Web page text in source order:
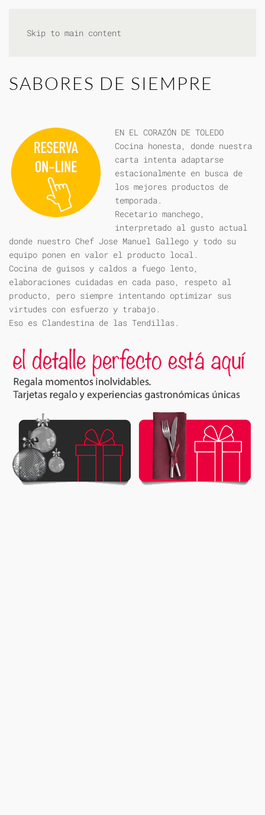
Skip to main content
SABORES DE SIEMPRE
EN EL CORAZÓN DE TOLEDO
Cocina honesta, donde nuestra
carta intenta adaptarse
estacionalmente en busca de
los mejores productos de
temporada.
Recetario manchego,
interpretado al gusto actual
donde nuestro Chef Jose Manuel Gallego y todo su
equipo ponen en valor el producto local.
Cocina de guisos y caldos a fuego lento,
elaboraciones cuidadas en cada paso, respeto al
producto, pero siempre intentando optimizar sus
virtudes con esfuerzo y trabajo.
Eso es Clandestina de las Tendillas.